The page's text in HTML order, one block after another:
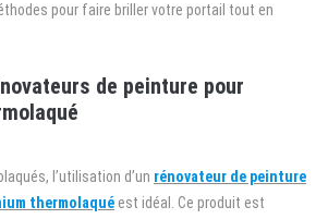
pour faire briller votre portail tout en
de peinture pour
l’utilisation d’un rénovateur de peinture
thermolaqué est idéal. Ce produit est